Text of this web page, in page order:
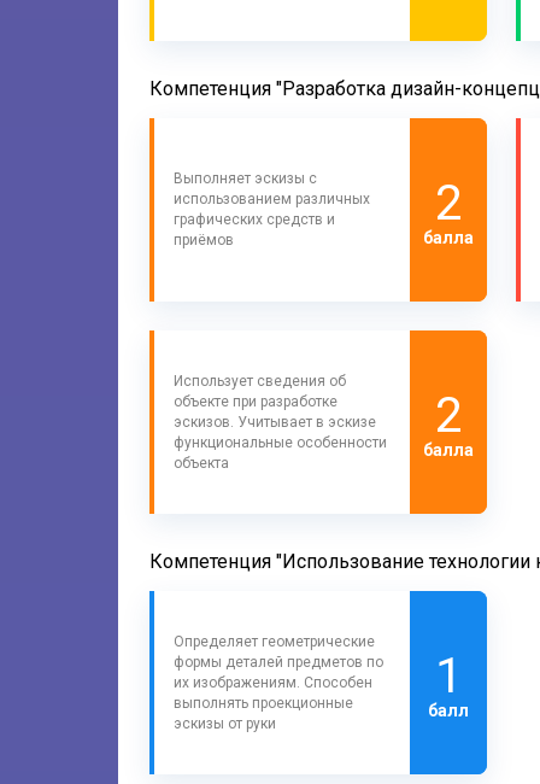
Компетенция "Разработка дизайн-
Выполняет эскизы с
использованием различных
графических средств и
приёмов
2
балла
Использует сведения об
объекте при разработке
эскизов. Учитывает в эскизе
функциональные особенности
объекта
2
балла
Компетенция "Использование
Определяет геометрические
формы деталей предметов по
их изображениям. Способен
выполнять проекционные
эскизы от руки
1
балл